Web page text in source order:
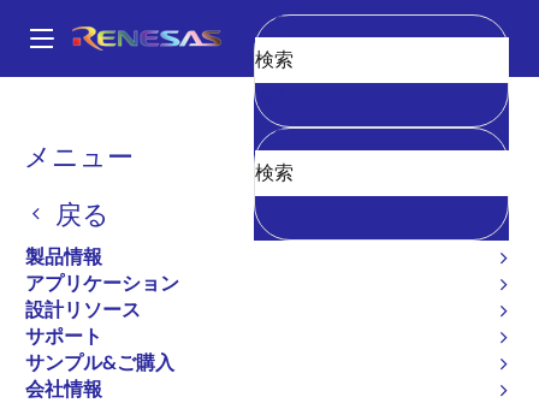
ン
Main
navigation
メニュー
戻る
製品情報
アプリケーション
設計リソース
サポート
サンプル&ご購入
会社情報
消去
パ
く
ず
2SD2163
2SD2163-AZ
廃止品
Bipolar Power Transistors
2SD2163 データ・シート
2SD2163 に関するすべての情報